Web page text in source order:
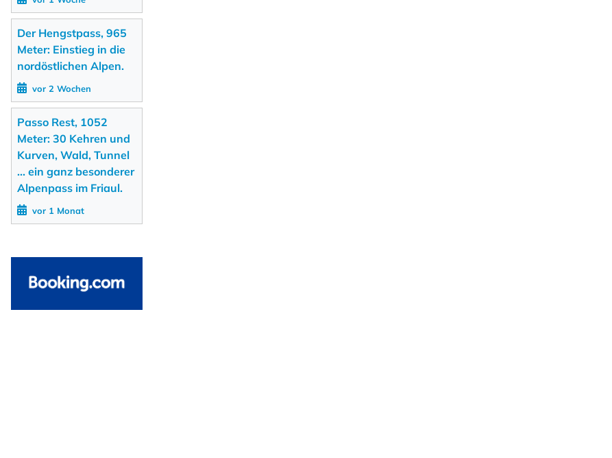
Der Hengstpass, 965
Meter: Einstieg in die
nordöstlichen Alpen.
vor 2 Wochen
Passo Rest, 1052
Meter: 30 Kehren und
Kurven, Wald, Tunnel
... ein ganz besonderer
Alpenpass im Friaul.
vor 1 Monat